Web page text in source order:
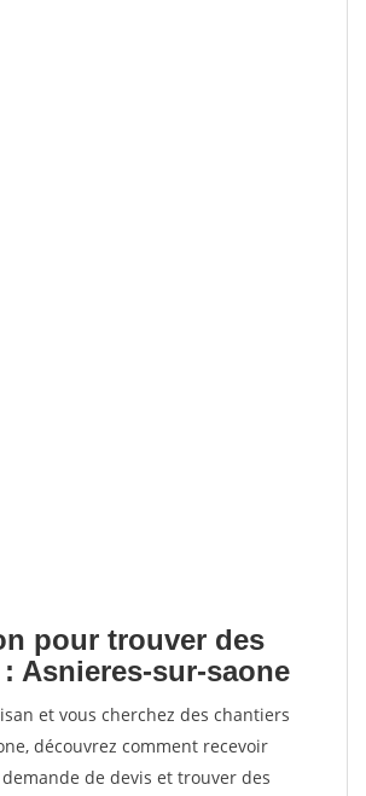
pour trouver des
Asnieres-sur-saone
et vous cherchez des chantiers
découvrez comment recevoir
de devis et trouver des